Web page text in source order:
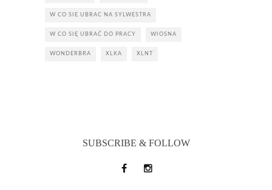
W CO SIE UBRAC NA SYLWESTRA
W CO SIĘ UBRAĆ DO PRACY WIOSNA
WONDERBRA XLKA XLNT
SUBSCRIBE & FOLLOW